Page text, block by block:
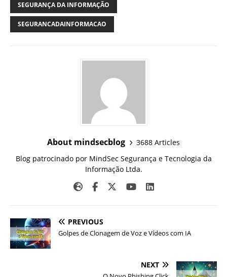
SEGURANÇA DA INFORMAÇÃO
SEGURANCADAINFORMACAO
About mindsecblog
3688 Articles
Blog patrocinado por MindSec Segurança e Tecnologia da
Informação Ltda.
PREVIOUS
Golpes de Clonagem de Voz e Vídeos com IA
NEXT